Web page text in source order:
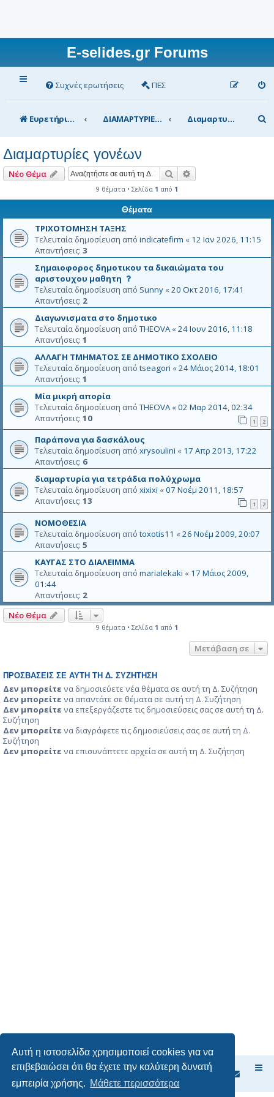
Αυτή η ιστοσελίδα χρησιμοποιεί cookies για να
επιβεβαιώσει ότι θα έχετε την καλύτερη δυνατή
εμπειρία χρήσης. Μάθετε περισσότερα
E-selides.gr Forums
Συχνές ερωτήσεις ΠΕΣ
Ευρετήριο Δ. Συζήτησης ΔΙΑΜΑΡΤΥΡΙΕΣ Διαμαρτυρίες γονέων
ν
η
Διαμαρτυρίες γονέων
Νέο Θέμα Αναζήτηση
9 θέματα • Σελίδα 1 από 1
Θέματα
ΤΡΙΧΟΤΟΜΗΣΗ ΤΑΞΗΣ
Τελευταία δημοσίευση από indicatefirm « 12 Ιαν 2026, 11:15
Απαντήσεις: 3
Σημαιοφορος δημοτικου τα δικαιώματα του
αριστουχου μαθητη
ο
λ
ά
χ
ι
σ
τ
ν
ι
δ
η
μ
σ
ί
η
ε
α
υ
τ
θ
δ
ε
ν
έ
ε
ε
Τελευταία δημοσίευση από Sunny «20 Οκτ 2016, 17:41
Απαντήσεις: 2
Διαγωνισματα στο δημοτικο
Τελευταία δημοσίευση από THEOVA«24 Ιουν 2016, 11:18
Απαντήσεις: 1
ΑΛΛΑΓΗ ΤΜΗΜΑΤΟΣ ΣΕ ΔΗΜΟΤΙΚΟ ΣΧΟΛΕΙΟ
Τελευταία δημοσίευση από tseagori «24 Μάιος 2014, 18:01
Απαντήσεις: 1
Μία μικρή απορία
Τελευταία δημοσίευση από THEOVA«02 Μαρ 2014, 02:34
Απαντήσεις: 10 1 2
Παράπονα για δασκάλους
Τελευταία δημοσίευση από xrysoulini « 17 Απρ 2013, 17:22
Απαντήσεις: 6
διαμαρτυρία για τετράδια πολύχρωμα
Τελευταία δημοσίευση από xixixi «07 Νοέμ 2011, 18:57
Απαντήσεις: 13 1 2
ΝΟΜΟΘΕΣΙΑ
Τελευταία δημοσίευση από toxotis11 «26 Νοέμ 2009, 20:07
Απαντήσεις: 5
ΚΑΥΓΑΣ ΣΤΟ ΔΙΑΛΕΙΜΜΑ
Τελευταία δημοσίευση από marialekaki « 17 Μάιος 2009,
01:44
Απαντήσεις: 2
Νέο Θέμα
9 θέματα • Σελίδα 1 από 1
Μετάβαση σε
ΠΡΟΣΒΆΣΕΙΣ ΣΕ ΑΥΤΉ ΤΗ Δ. ΣΥΖΉΤΗΣΗ
Δεν μπορείτε να δημοσιεύετε νέα θέματα σε αυτή τη Δ. Συζήτηση
Δεν μπορείτε να απαντάτε σε θέματα σε αυτή τη Δ. Συζήτηση
Δεν μπορείτε να επεξεργάζεστε τις δημοσιεύσεις σας σε αυτή τη Δ.
Συζήτηση
Δεν μπορείτε να διαγράφετε τις δημοσιεύσεις σας σε αυτή τη Δ.
Συζήτηση
Δεν μπορείτε να επισυνάπτετε αρχεία σε αυτή τη Δ. Συζήτηση
Ευρετήριο Δ. Συζήτησης